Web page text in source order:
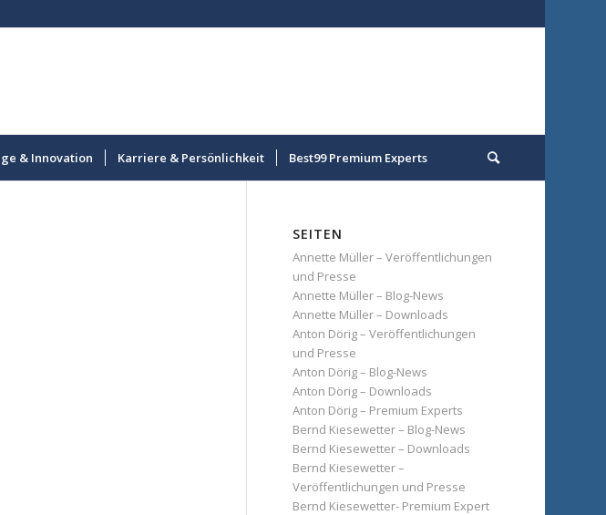
& Innovation Karriere & Persönlichkeit Best99 Premium Experts
SEITEN
Annette Müller – Veröffentlichungen
und Presse
Annette Müller – Blog-News
Annette Müller – Downloads
Anton Dörig – Veröffentlichungen
und Presse
Anton Dörig – Blog-News
Anton Dörig – Downloads
Anton Dörig – Premium Experts
Bernd Kiesewetter – Blog-News
Bernd Kiesewetter – Downloads
Bernd Kiesewetter –
Veröffentlichungen und Presse
Bernd Kiesewetter- Premium Expert